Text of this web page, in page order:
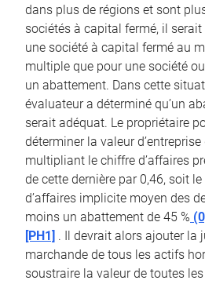
dans plus de régions et sont
sociétés à capital fermé, il serait
une société à capital fermé au
multiple que pour une société
un abattement. Dans cette
évaluateur a déterminé qu’un
serait adéquat. Le propriétaire
déterminer la valeur
multipliant le chiffre d’affaires
de cette dernière par 0,46, soit
d’affaires implicite moyen des
moins un abattement de 45 %
[PH1] . Il devrait alors ajouter la
marchande de tous les actifs
soustraire la valeur de toutes